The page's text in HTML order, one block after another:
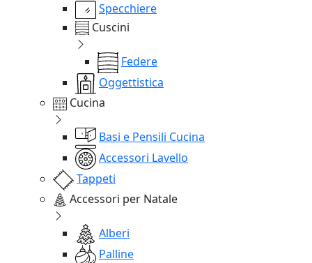
Specchiere
Cuscini
Federe
Oggettistica
Cucina
Basi e Pensili Cucina
Accessori Lavello
Tappeti
Accessori per Natale
Alberi
Palline